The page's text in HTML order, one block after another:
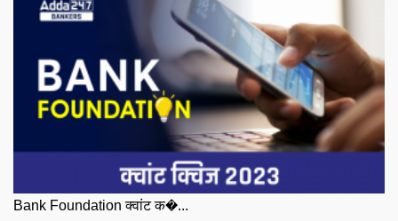
Bank Foundation क्वांट क�...